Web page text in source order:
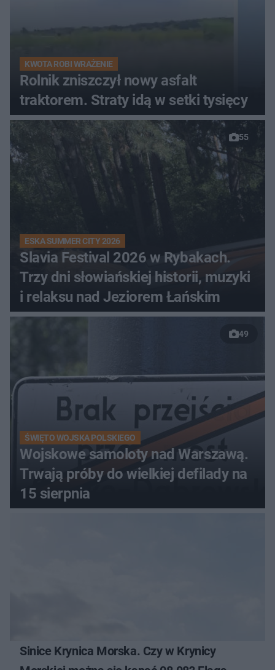
KWOTA ROBI WRAŻENIE
Rolnik zniszczył nowy asfalt
traktorem. Straty idą w setki tysięcy
55
ESKA SUMMER CITY 2026
Slavia Festival 2026 w Rybakach.
Trzy dni słowiańskiej historii, muzyki
i relaksu nad Jeziorem Łańskim
49
ŚWIĘTO WOJSKA POLSKIEGO
Wojskowe samoloty nad Warszawą.
Trwają próby do wielkiej defilady na
15 sierpnia
Sinice Krynica Morska. Czy w Krynicy